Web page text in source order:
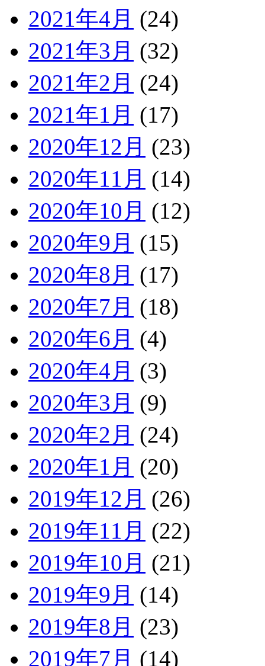
2021年4月 (24)
2021年3月 (32)
2021年2月 (24)
2021年1月 (17)
2020年12月 (23)
2020年11月 (14)
2020年10月 (12)
2020年9月 (15)
2020年8月 (17)
2020年7月 (18)
2020年6月 (4)
2020年4月 (3)
2020年3月 (9)
2020年2月 (24)
2020年1月 (20)
2019年12月 (26)
2019年11月 (22)
2019年10月 (21)
2019年9月 (14)
2019年8月 (23)
2019年7月 (14)